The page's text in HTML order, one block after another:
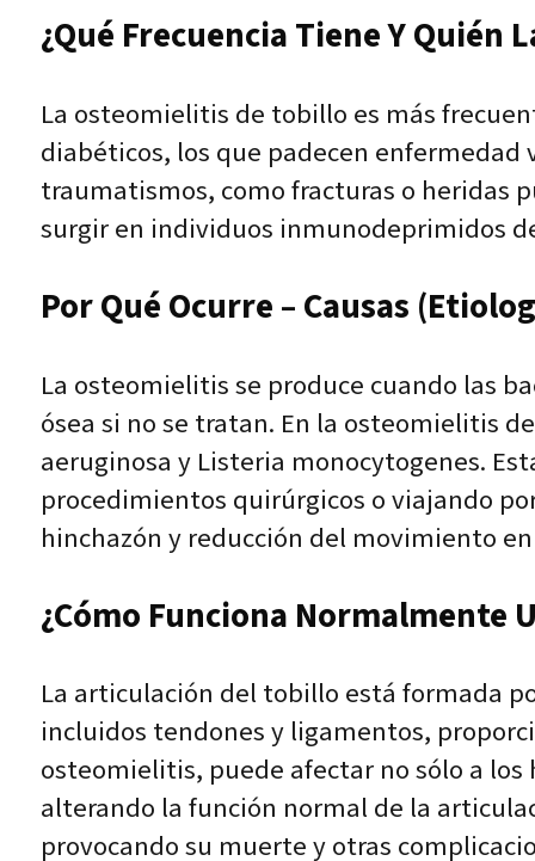
¿Qué Frecuencia Tiene Y Quién
La osteomielitis de tobillo es más
diabéticos, los que padecen
traumatismos, como fracturas o heridas
surgir en individuos inmunodeprimidos
Por Qué Ocurre – Causas
La osteomielitis se produce cuando las
ósea si no se tratan. En la osteomielitis
aeruginosa y Listeria monocytogenes.
procedimientos quirúrgicos o viajando
hinchazón y reducción del movimiento
¿Cómo Funciona Normalmente
La articulación del tobillo está formada
incluidos tendones y ligamentos,
osteomielitis, puede afectar no sólo a
alterando la función normal de la
provocando su muerte y otras